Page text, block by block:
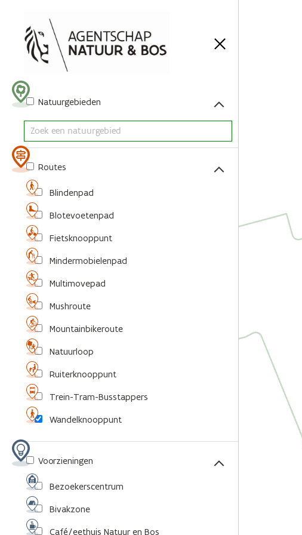
Acties
Natuurgebieden
Routes
Blindenpad
Blotevoetenpad
Fietsknooppunt
Mindermobielenpad
Multimovepad
Mushroute
Mountainbikeroute
Natuurloop
Ruiterknooppunt
Trein-Tram-Busstappers
Wandelknooppunt
Voorzieningen
Bezoekerscentrum
Bivakzone
Café/eethuis Natuur en Bos